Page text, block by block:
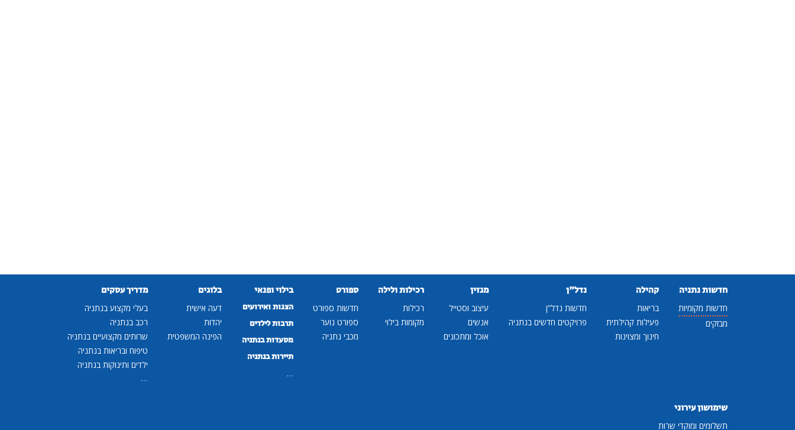
חדשות נתניה
חדשות מקומיות
מבזקים
קהילה
בריאות
פעילות קהילתית
חינוך ומצוינות
נדל"ן
חדשות נדל"ן
פרויקטים חדשים בנתניה
מגזין
עיצוב וסטייל
אנשים
אוכל ומתכונים
רכילות ולילה
רכילות
מקומות בילוי
ספורט
חדשות ספורט
ספורט נוער
מכבי נתניה
בילוי ופנאי
הצגות ואירועים
תרבות לילדים
מסעדות בנתניה
תיירות בנתניה
בלוגים
דעה אישית
יהדות
הפינה המשפטית
מדריך עסקים
בעלי מקצוע בנתניה
רכב בנתניה
שרותים מקצועיים בנתניה
טיפוח ובריאות בנתניה
ילדים ותינוקות בנתניה
שימושון עירוני
תשלומים ומוקדי שרות